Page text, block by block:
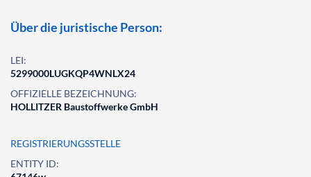
Über die juristische Person:
LEI:
5299000LUGKQP4WNLX24
OFFIZIELLE BEZEICHNUNG:
HOLLITZER Baustoffwerke GmbH
REGISTRIERUNGSSTELLE
ENTITY ID: